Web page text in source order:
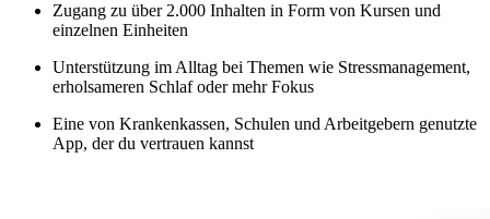
Zugang zu über 2.000 Inhalten in Form von Kursen und
einzelnen Einheiten
Unterstützung im Alltag bei Themen wie Stressmanagement,
erholsameren Schlaf oder mehr Fokus
Eine von Krankenkassen, Schulen und Arbeitgebern genutzte
App, der du vertrauen kannst